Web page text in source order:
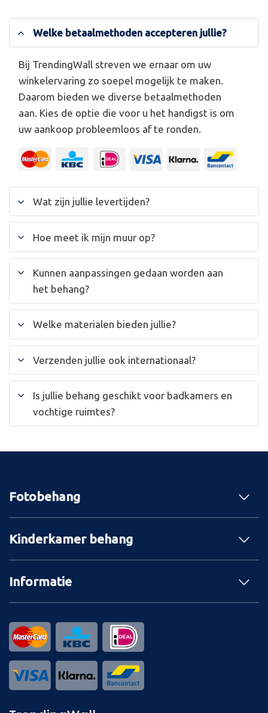
Welke betaalmethoden accepteren jullie?
Bij TrendingWall streven we ernaar om uw
winkelervaring zo soepel mogelijk te maken.
Daarom bieden we diverse betaalmethoden
aan. Kies de optie die voor u het handigst is om
uw aankoop probleemloos af te ronden.
Wat zijn jullie levertijden?
Hoe meet ik mijn muur op?
Kunnen aanpassingen gedaan worden aan
het behang?
Welke materialen bieden jullie?
Verzenden jullie ook internationaal?
Is jullie behang geschikt voor badkamers en
vochtige ruimtes?
Fotobehang
Kinderkamer behang
Informatie